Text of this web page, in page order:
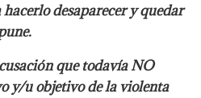
desaparecer y quedar
que todavía NO
y/u objetivo de la violenta